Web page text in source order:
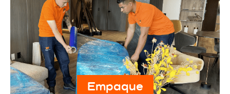
Empaque